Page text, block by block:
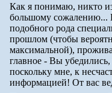
Как я понимаю, никто
большому сожалению...
подобного рода
прошлом (чтобы
максимальной),
главное - Вы
поскольку мне, к
информацией! От вас